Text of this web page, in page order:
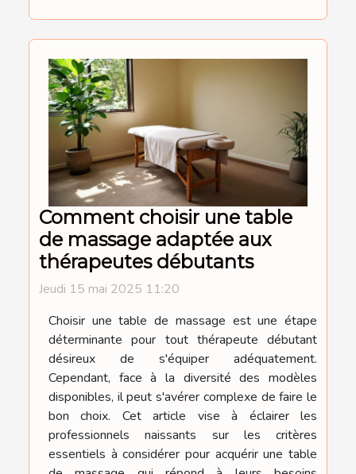
Comment choisir une table
de massage adaptée aux
thérapeutes débutants
Jeudi 15 mai 2025 11:20
Choisir une table de massage est une étape
déterminante pour tout thérapeute débutant
désireux de s'équiper adéquatement.
Cependant, face à la diversité des modèles
disponibles, il peut s'avérer complexe de faire le
bon choix. Cet article vise à éclairer les
professionnels naissants sur les critères
essentiels à considérer pour acquérir une table